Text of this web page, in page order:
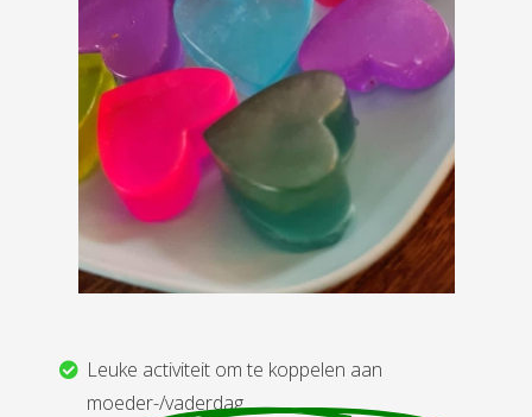
Leuke activiteit om te koppelen aan
moeder-/vaderdag